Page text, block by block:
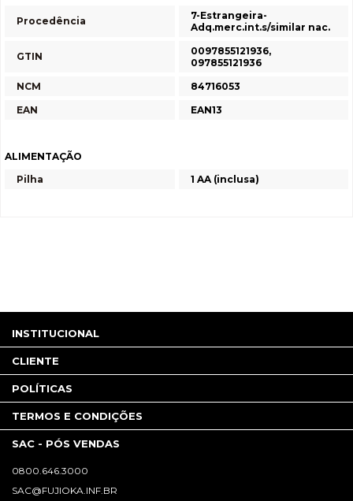
Procedência
7-Estrangeira-
Adq.merc.int.s/similar nac.
GTIN
0097855121936,
097855121936
NCM
84716053
EAN
EAN13
ALIMENTAÇÃO
Pilha
1 AA (inclusa)
INSTITUCIONAL
CLIENTE
POLÍTICAS
TERMOS E CONDIÇÕES
SAC - PÓS VENDAS
0800.646.3000
SAC@FUJIOKA.INF.BR